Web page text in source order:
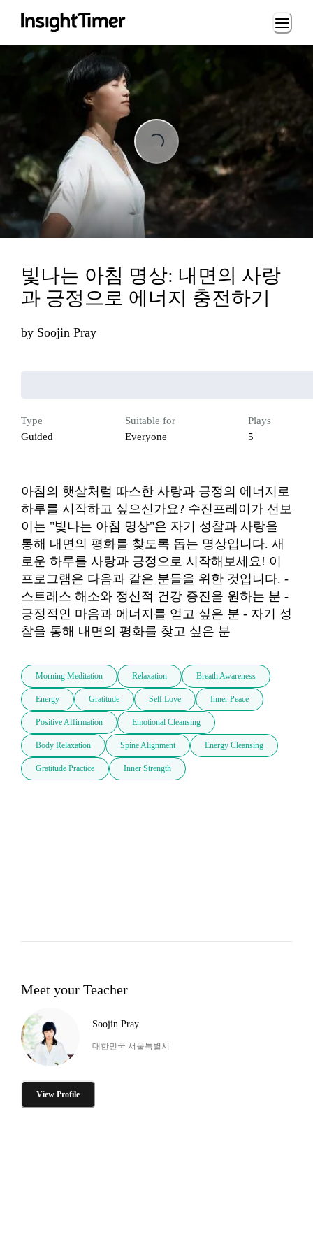
Loading...
Loading...
빛나는 아침 명상: 내면의 사랑
과 긍정으로 에너지 충전하기
by Soojin Pray
Type
Guided
Suitable for
Everyone
Plays
5
아침의 햇살처럼 따스한 사랑과 긍정의 에너지로
하루를 시작하고 싶으신가요? 수진프레이가 선보
이는 "빛나는 아침 명상"은 자기 성찰과 사랑을
통해 내면의 평화를 찾도록 돕는 명상입니다. 새
로운 하루를 사랑과 긍정으로 시작해보세요! 이
프로그램은 다음과 같은 분들을 위한 것입니다. -
스트레스 해소와 정신적 건강 증진을 원하는 분 -
긍정적인 마음과 에너지를 얻고 싶은 분 - 자기 성
찰을 통해 내면의 평화를 찾고 싶은 분
Morning Meditation Relaxation Breath Awareness
Energy Gratitude Self Love Inner Peace
Positive Affirmation Emotional Cleansing
Body Relaxation Spine Alignment Energy Cleansing
Gratitude Practice Inner Strength
Meet your Teacher
Soojin Pray
대한민국 서울특별시
View Profile